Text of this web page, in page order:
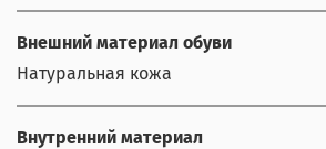
Внешний материал обуви
Натуральная кожа
Внутренний материал